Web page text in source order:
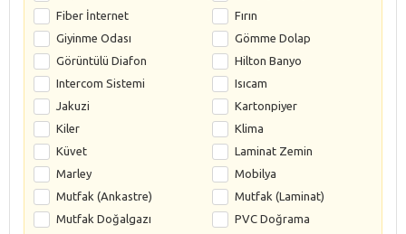
Fiber İnternet
Fırın
Giyinme Odası
Gömme Dolap
Görüntülü Diafon
Hilton Banyo
Intercom Sistemi
Isıcam
Jakuzi
Kartonpiyer
Kiler
Klima
Küvet
Laminat Zemin
Marley
Mobilya
Mutfak (Ankastre)
Mutfak (Laminat)
Mutfak Doğalgazı
PVC Doğrama